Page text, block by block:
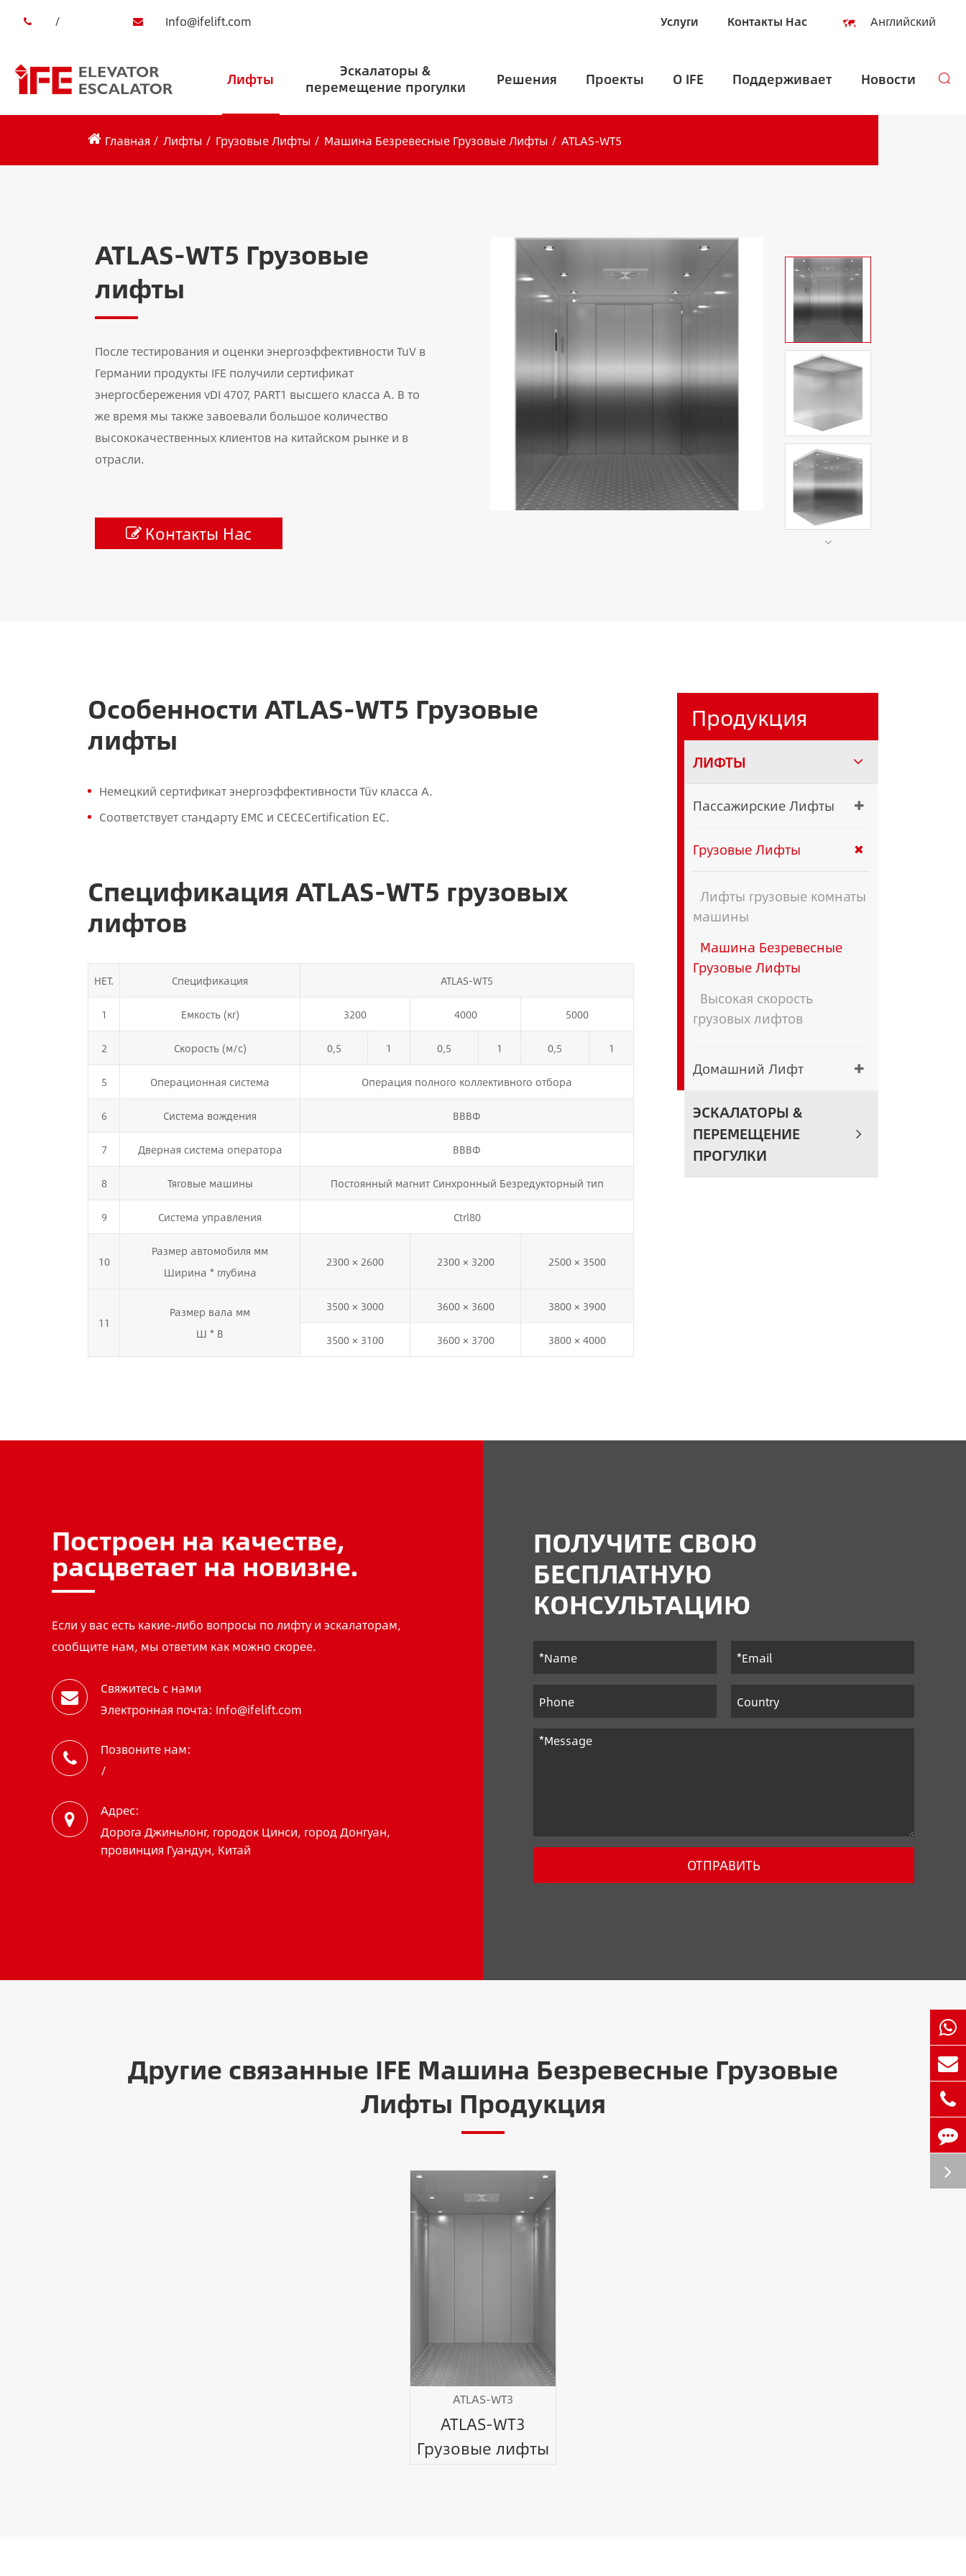
/ Info@ifelift.com Услуги Контакты Нас
Английский
العربية
Лифты
Эскалаторы &
перемещение прогулки
Решения Проекты О IFE Поддерживает Новости
Главная Лифты Грузовые Лифты Машина Безревесные Грузовые Лифты ATLAS-WT5
ATLAS-WT5 Грузовые
лифты
После тестирования и оценки энергоэффективности TuV в
Германии продукты IFE получили сертификат
энергосбережения vDI 4707, PART1 высшего класса A. В то
же время мы также завоевали большое количество
высококачественных клиентов на китайском рынке и в
отрасли.
Контакты Нас
Особенности ATLAS-WT5 Грузовые
лифты
Немецкий сертификат энергоэффективности Tüv класса A.
Соответствует стандарту EMC и CECECertification ЕС.
Спецификация ATLAS-WT5 грузовых
лифтов
НЕТ. Спецификация ATLAS-WT5
1 Емкость (кг) 3200 4000 5000
2 Скорость (м/с) 0,5 1 0,5 1 0,5 1
5 Операционная система Операция полного коллективного отбора
6 Система вождения ВВВФ
7 Дверная система оператора ВВВФ
8 Тяговые машины Постоянный магнит Синхронный Безредукторный тип
9 Система управления Ctrl80
10
Размер автомобиля мм
Ширина * глубина
2300 × 2600 2300 × 3200 2500 × 3500
11
Размер вала мм
Ш * В
3500 × 3000 3600 × 3600 3800 × 3900
3500 × 3100 3600 × 3700 3800 × 4000
Продукция
ЛИФТЫ
Пассажирские Лифты
Грузовые Лифты
Лифты грузовые комнаты
машины
Машина Безревесные
Грузовые Лифты
Высокая скорость
грузовых лифтов
Домашний Лифт
ЭСКАЛАТОРЫ &
ПЕРЕМЕЩЕНИЕ
ПРОГУЛКИ
Построен на качестве,
расцветает на новизне.
Если у вас есть какие-либо вопросы по лифту и эскалаторам,
сообщите нам, мы ответим как можно скорее.
Свяжитесь с нами
Электронная почта: Info@ifelift.com
Позвоните нам:
/
Адрес:
Дорога Джиньлонг, городок Цинси, город Донгуан,
провинция Гуандун, Китай
ПОЛУЧИТЕ СВОЮ
БЕСПЛАТНУЮ
КОНСУЛЬТАЦИЮ
ОТПРАВИТЬ
Другие связанные IFE Машина Безревесные Грузовые
Лифты Продукция
ATLAS-WT3
ATLAS-WT3
Грузовые лифты